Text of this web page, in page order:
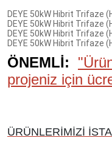
DEYE 50kW Hibrit Trifaze
DEYE 50kW Hibrit Trifaze
DEYE 50kW Hibrit Trifaze
DEYE 50kW Hibrit Trifaze
ÖNEMLİ:
projeniz için
ÜRÜNLERİMİZİ